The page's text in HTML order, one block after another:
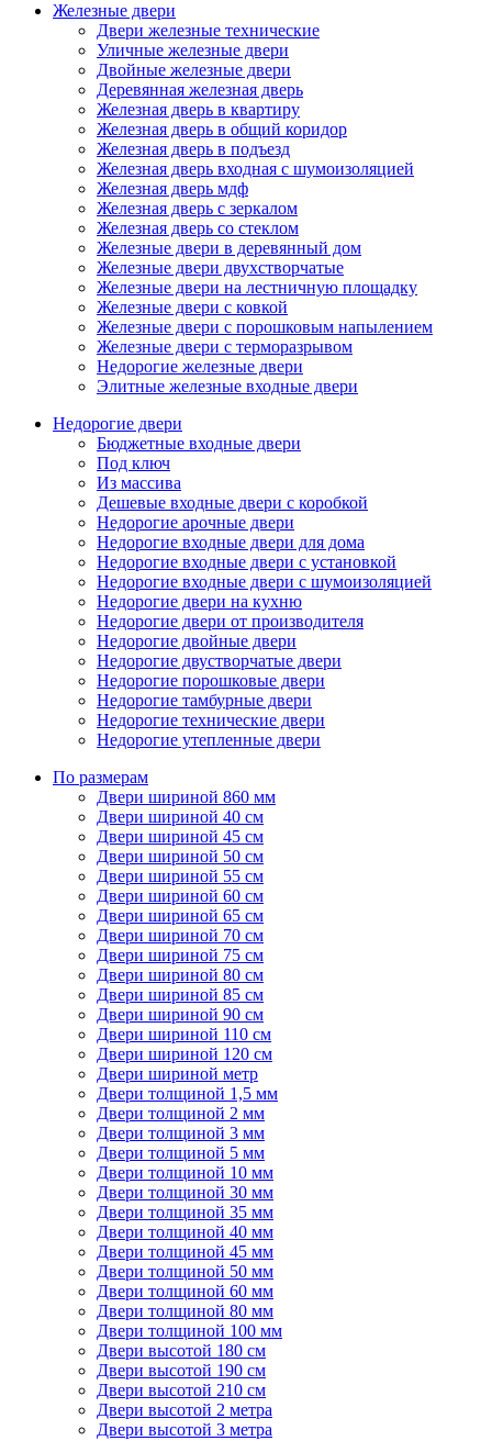
Железные двери
Двери железные технические
Уличные железные двери
Двойные железные двери
Деревянная железная дверь
Железная дверь в квартиру
Железная дверь в общий коридор
Железная дверь в подъезд
Железная дверь входная с шумоизоляцией
Железная дверь мдф
Железная дверь с зеркалом
Железная дверь со стеклом
Железные двери в деревянный дом
Железные двери двухстворчатые
Железные двери на лестничную площадку
Железные двери с ковкой
Железные двери с порошковым напылением
Железные двери с терморазрывом
Недорогие железные двери
Элитные железные входные двери
Недорогие двери
Бюджетные входные двери
Под ключ
Из массива
Дешевые входные двери с коробкой
Недорогие арочные двери
Недорогие входные двери для дома
Недорогие входные двери с установкой
Недорогие входные двери с шумоизоляцией
Недорогие двери на кухню
Недорогие двери от производителя
Недорогие двойные двери
Недорогие двустворчатые двери
Недорогие порошковые двери
Недорогие тамбурные двери
Недорогие технические двери
Недорогие утепленные двери
По размерам
Двери шириной 860 мм
Двери шириной 40 см
Двери шириной 45 см
Двери шириной 50 см
Двери шириной 55 см
Двери шириной 60 см
Двери шириной 65 см
Двери шириной 70 см
Двери шириной 75 см
Двери шириной 80 см
Двери шириной 85 см
Двери шириной 90 см
Двери шириной 110 см
Двери шириной 120 см
Двери шириной метр
Двери толщиной 1,5 мм
Двери толщиной 2 мм
Двери толщиной 3 мм
Двери толщиной 5 мм
Двери толщиной 10 мм
Двери толщиной 30 мм
Двери толщиной 35 мм
Двери толщиной 40 мм
Двери толщиной 45 мм
Двери толщиной 50 мм
Двери толщиной 60 мм
Двери толщиной 80 мм
Двери толщиной 100 мм
Двери высотой 180 см
Двери высотой 190 см
Двери высотой 210 см
Двери высотой 2 метра
Двери высотой 3 метра